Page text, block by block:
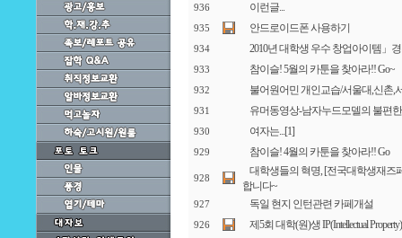
936 이런글...
935 안드로이드폰 사용하기
934 2010년 대학생 우수 창업아이템」
933 참이슬! 5월의 카툰을 찾아라!! Go~
932 불어원어민 개인교습/서울대,신촌,
931 유머동영상-남자누드모델의 불편한
930 여자는...[1]
929 참이슬! 4월의 카툰을 찾아라!! Go
928
대학생들의 혁명, [전국대학생재즈
합니다~
927 독일 현지 인턴관련 카페개설
926 제5회 대학(원)생 IP(Intellectual